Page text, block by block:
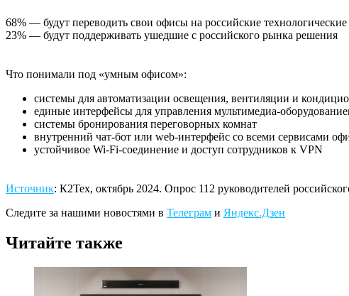
68% — будут переводить свои офисы на российские
23% — будут поддерживать ушедшие с российского рынка решения
Что понимали под «умным офисом»:
системы для автоматизации освещения, вентиляции и
единые интерфейсы для управления мультимедиа-
системы бронирования переговорных комнат
внутренний чат-бот или web-интерфейс со всеми сервисами
устойчивое Wi-Fi-соединение и доступ сотрудников к VPN
Источник: К2Тех, октябрь 2024. Опрос 112 руководителей
Следите за нашими новостями в Телеграм и Яндекс.Дзен
Читайте также